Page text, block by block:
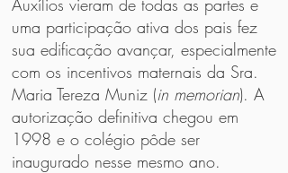
Auxílios vieram de todas as partes e
uma participação ativa dos pais fez
sua edificação avançar, especialmente
com os incentivos maternais da Sra.
Maria Tereza Muniz (in memorian). A
autorização definitiva chegou em
1998 e o colégio pôde ser
inaugurado nesse mesmo ano.